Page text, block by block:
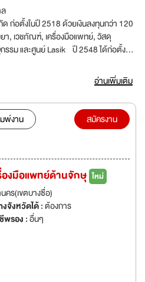
ก่อตั้งในปี 2518 ด้วยเงินลงทุนกว่า 120
า, เวชภัณฑ์, เครื่องมือแพทย์, วัสดุ
ย์ Lasik ปี 2548 ได้ก่อตั้ง
และปัจจุบันมีทั้งหมด 6 ศูนย์ ได้แก่
พยาบาลยันฮี 2. ศูนย์บริการ
า 3. ศูนย์บริการ Lasik โรง
บริการ Lasik โรงพยาบาล
โรงพยาบาลสมิติเวช ไชน่าทาวน์ 6.
ลิมพระเกียรติ ปี 2562 เปิด
อ่านเพิ่มเติม
พ์งาน
สมัครงาน
องมือแพทย์ด้านจักษุ ใหม่
คร(เขตบางซื่อ)
จังหวัดได้ :ต้องการ
พรอง :อื่นๆ